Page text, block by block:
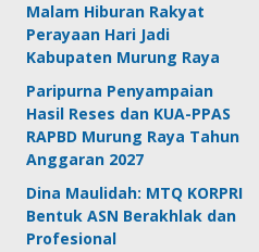
Malam Hiburan Rakyat
Perayaan Hari Jadi
Kabupaten Murung Raya
Paripurna Penyampaian
Hasil Reses dan KUA-PPAS
RAPBD Murung Raya Tahun
Anggaran 2027
Dina Maulidah: MTQ KORPRI
Bentuk ASN Berakhlak dan
Profesional